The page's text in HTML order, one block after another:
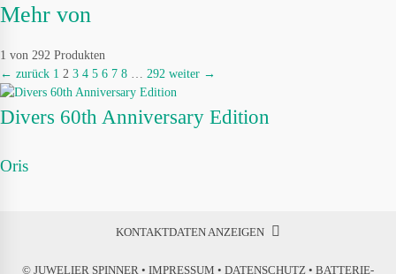
Mehr von
1 von 292 Produkten
← zurück 1 2 3 4 5 6 7 8 … 292 weiter →
Divers 60th Anniversary Edition
Oris
KONTAKTDATEN ANZEIGEN
© JUWELIER SPINNER • IMPRESSUM • DATENSCHUTZ • BATTERIE-